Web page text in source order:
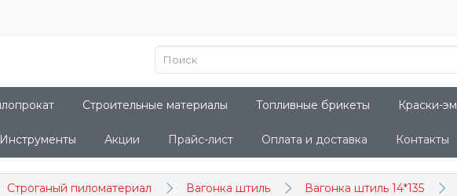
Строительные материалы Топливные брикеты Краски-
Инструменты Акции Прайс-лист Оплата и доставка Контакты
Строганый пиломатериал Вагонка штиль Вагонка штиль 14*135